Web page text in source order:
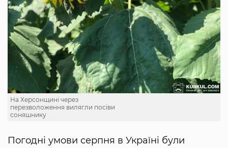
На Херсонщині через
перезволоження вилягли посіви
соняшнику
Погодні умови серпня в Україні були